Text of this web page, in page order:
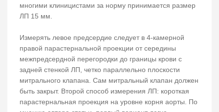
многими клиницистами за норму принимается размер
ЛП 15 мм.
Измерять левое предсердие следует в 4-камерной
правой парастернальной проекции от середины
межпредсердной перегородки до границы крови с
задней стенкой ЛП, четко параллельно плоскости
митрального клапана. Сам митральный клапан должен
быть закрыт. Второй способ измерения ЛП: короткая
парастернальная проекция на уровне корня аорты. По